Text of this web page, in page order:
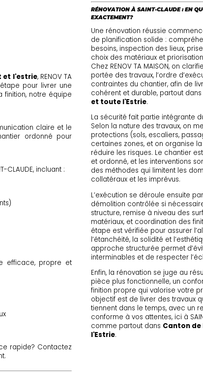
et l'estrie, RENOV TA
pour livrer une
notre équipe
claire et le
ordonné pour
CLAUDE, incluant :
efficace, propre et
rapide? Contactez
RÉNOVATION À SAINT-CLAUDE : EN
EXACTEMENT?
Une rénovation réussie
de planification solide :
besoins, inspection des lieux,
choix des matériaux et
Chez RENOV TA MAISON, on
portée des travaux, l’ordre
contraintes du chantier, afin de
cohérent et durable, partout dans
et toute l'Estrie.
La sécurité fait partie intégrante
Selon la nature des travaux, on
protections (sols, escaliers,
certaines zones, et on organise
réduire les risques. Le chantier
et ordonné, et les interventions
des méthodes qui limitent les
collatéraux et les imprévus.
L’exécution se déroule ensuite
démolition contrôlée si
structure, remise à niveau des
matériaux, et coordination des
étape est vérifiée pour assurer
l’étanchéité, la solidité et
approche structurée permet
interminables et de respecter
Enfin, la rénovation se juge au
pièce plus fonctionnelle, un
finition propre qui valorise votre
objectif est de livrer des travaux
tiennent dans le temps, avec un
conforme à vos attentes, ici à
comme partout dans Canton
l'Estrie.